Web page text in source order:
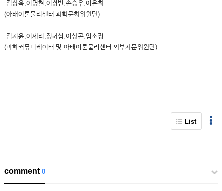
:김상욱,이명현,이성빈,손승우,이은희
(아태이론물리센터 과학문화위원단)
:김지윤,이세리,정혜심,이상곤,임소정
(과학커뮤니케이터 및 아태이론물리센터 외부자문위원단)
List
comment0